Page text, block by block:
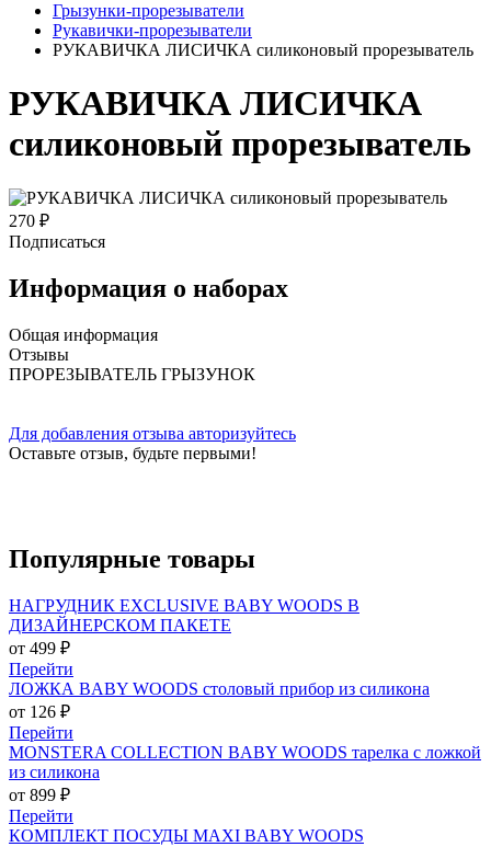
Грызунки-прорезыватели
Рукавички-прорезыватели
РУКАВИЧКА ЛИСИЧКА силиконовый прорезыватель
РУКАВИЧКА ЛИСИЧКА
силиконовый прорезыватель
270 ₽
Подписаться
Информация о наборах
Общая информация
Отзывы
ПРОРЕЗЫВАТЕЛЬ ГРЫЗУНОК
Для добавления отзыва авторизуйтесь
Оставьте отзыв, будьте первыми!
Популярные товары
НАГРУДНИК EXCLUSIVE BABY WOODS В
ДИЗАЙНЕРСКОМ ПАКЕТЕ
от 499 ₽
Перейти
ЛОЖКА BABY WOODS столовый прибор из силикона
от 126 ₽
Перейти
MONSTERA COLLECTION BABY WOODS тарелка с ложкой
из силикона
от 899 ₽
Перейти
КОМПЛЕКТ ПОСУДЫ MAXI BABY WOODS